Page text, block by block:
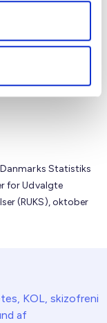
Danmarks Statistiks
for Udvalgte
(RUKS), oktober
KOL, skizofreni
af